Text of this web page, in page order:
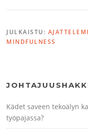
JULKAISTU:
MINDFULNESS
Kädet saveen tekoälyn
työpajassa?